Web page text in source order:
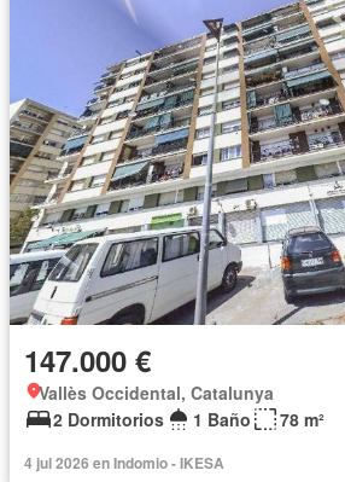
147.000 €
Vallès Occidental, Catalunya
2 Dormitorios
1 Baño 78 m²
4 jul 2026 en Indomio - IKESA